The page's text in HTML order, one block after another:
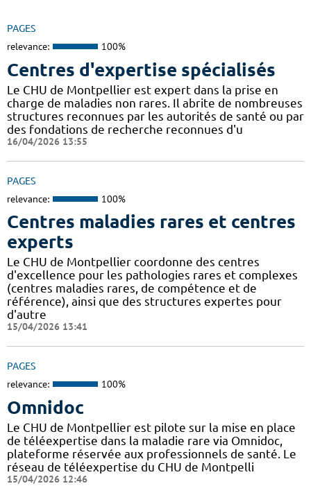
PAGES
relevance: 100%
Centres d'expertise spécialisés
Le CHU de Montpellier est expert dans la prise en
charge de maladies non rares. Il abrite de nombreuses
structures reconnues par les autorités de santé ou par
des fondations de recherche reconnues d'u
16/04/2026 13:55
PAGES
relevance: 100%
Centres maladies rares et centres
experts
Le CHU de Montpellier coordonne des centres
d'excellence pour les pathologies rares et complexes
(centres maladies rares, de compétence et de
référence), ainsi que des structures expertes pour
d'autre
15/04/2026 13:41
PAGES
relevance: 100%
Omnidoc
Le CHU de Montpellier est pilote sur la mise en place
de téléexpertise dans la maladie rare via Omnidoc,
plateforme réservée aux professionnels de santé. Le
réseau de téléexpertise du CHU de Montpelli
15/04/2026 12:46